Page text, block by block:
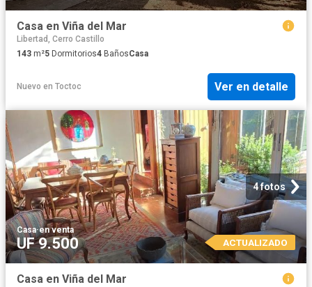
Casa en Viña del Mar
Libertad, Cerro Castillo
143 m²5 Dormitorios4 BañosCasa
Nuevo en Toctoc Ver en detalle
4 fotos
Casa·en venta
UF 9.500 ACTUALIZADO
Casa en Viña del Mar